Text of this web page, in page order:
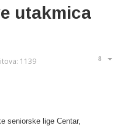
utakmica
1139
seniorske lige Centar,